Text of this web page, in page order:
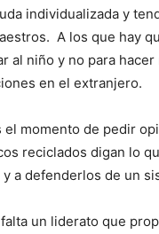
individualizada y
A los que hay
al niño y no para
en el extranjero.
el momento de pedir
reciclados digan lo
y a defenderlos de un
un liderato que